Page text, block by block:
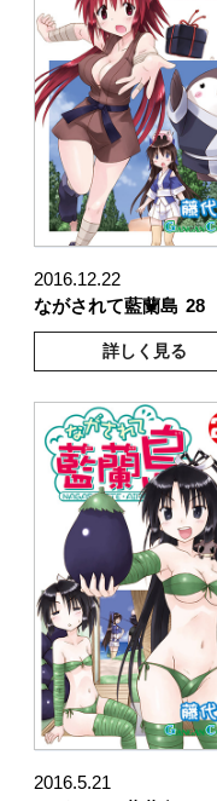
2016.12.22
ながされて藍蘭島 28
詳しく見る
2016.5.21